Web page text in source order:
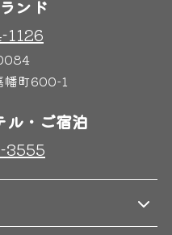
ンド
1126
幡町600-1
ル・ご宿泊
3555